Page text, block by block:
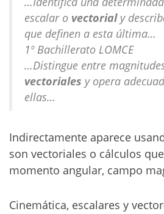
escalar o vectorialy
que definen a esta última…
1º Bachillerato LOMCE
…Distingue entre
vectoriales y opera
ellas…
Indirectamente aparece
son vectoriales o cálculos
momento angular, campo
Cinemática, escalares y